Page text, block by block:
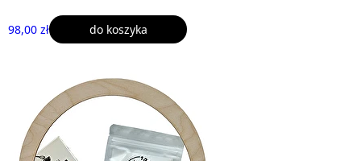
98,00 zł do koszyka